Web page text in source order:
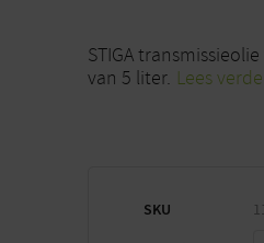
STIGA
van 5 liter. Lees
SKU